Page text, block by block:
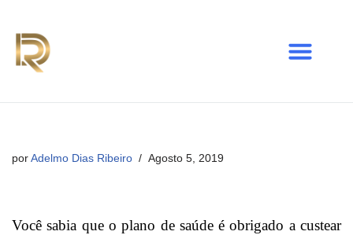
Avançar
para
por Adelmo Dias Ribeiro Agosto 5, 2019
Você sabia que o plano de saúde é obrigado a custear